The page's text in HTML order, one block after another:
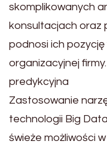
skomplikowanych
konsultacjach oraz
podnosi ich
organizacyjnej
predykcyjna
Zastosowanie
technologii Big
świeże możliwości